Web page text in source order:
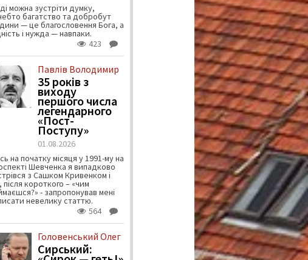
можна зустріти думку,
багатство та добробут
— це благословення Бога, а
і нужда — навпаки.
423
Павлів Володимир
35 років з
виходу
першого числа
легендарного
«Пост-
Поступу»
01.08.2026
на початку місяця у 1991-му на
Шевченка я випадково
з Сашком Кривенком і
після короткого – «чим
- запропонував мені
невелику статтю.
564
Головенський Олег
Сирський: